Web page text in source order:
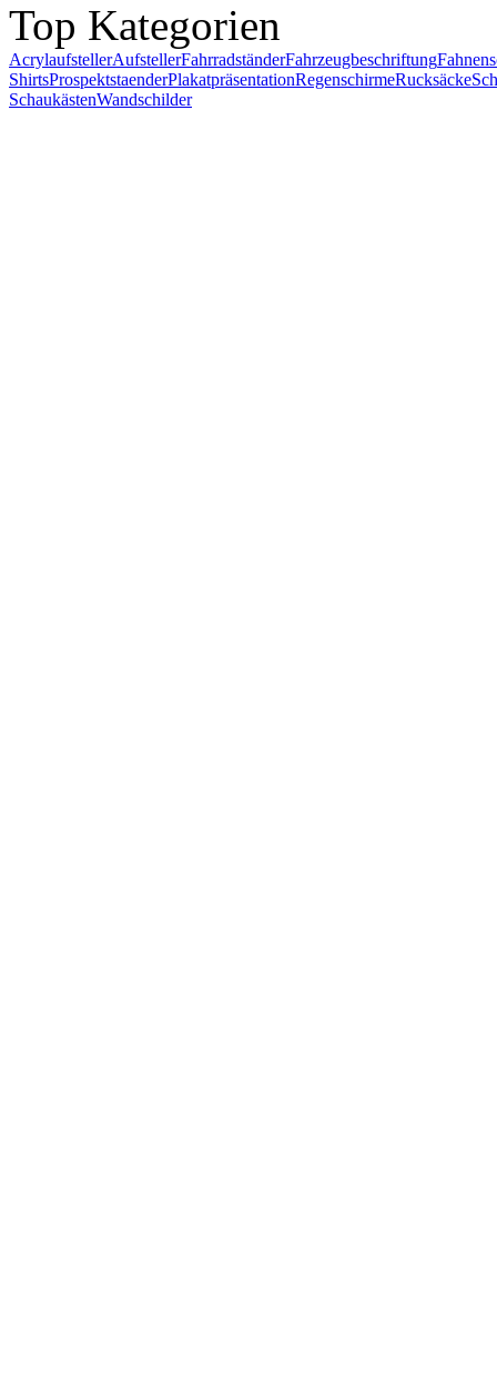
Top Kategorien
AcrylaufstellerAufstellerFahrradständerFahrzeugbeschriftung
ShirtsProspektstaenderPlakatpräsentationRegenschirmeRucksäcke
SchaukästenWandschilder